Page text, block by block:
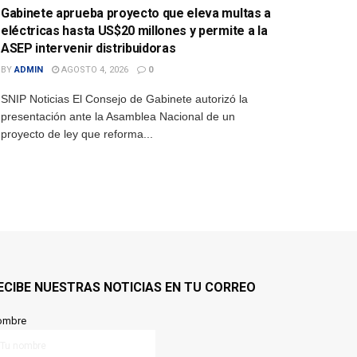
Gabinete aprueba proyecto que eleva multas a
eléctricas hasta US$20 millones y permite a la
ASEP intervenir distribuidoras
BY ADMIN AGOSTO 4, 2026 0
SNIP Noticias El Consejo de Gabinete autorizó la
presentación ante la Asamblea Nacional de un
proyecto de ley que reforma...
NUESTRAS NOTICIAS EN TU CORREO